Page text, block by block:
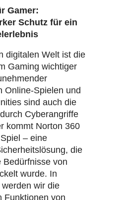
Gamer:
Schutz für ein
digitalen Welt ist die
Gaming wichtiger
Online-Spielen und
sind auch die
Cyberangriffe
kommt Norton 360
– eine
die
Bedürfnisse von
wurde. In
wir die
Funktionen von